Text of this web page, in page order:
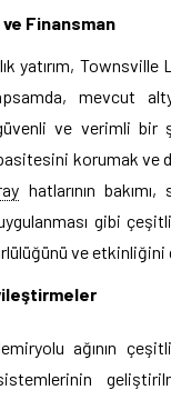
ve Finansman
yatırım,
mevcut
güvenli ve verimli
korumak ve
hatlarının
gibi
ve etkinliğini
ağının